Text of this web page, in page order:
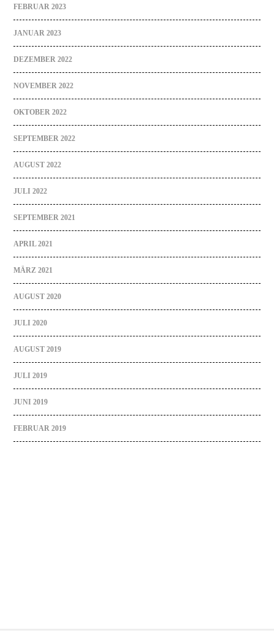
FEBRUAR 2023
JANUAR 2023
DEZEMBER 2022
NOVEMBER 2022
OKTOBER 2022
SEPTEMBER 2022
AUGUST 2022
JULI 2022
SEPTEMBER 2021
APRIL 2021
MÄRZ 2021
AUGUST 2020
JULI 2020
AUGUST 2019
JULI 2019
JUNI 2019
FEBRUAR 2019